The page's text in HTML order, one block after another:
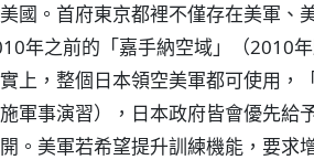
國。首府東京都裡不僅存在美軍、
年之前的「嘉手納空域」（2010
上，整個日本領空美軍都可使用，
軍事演習），日本政府皆會優先給
。美軍若希望提升訓練機能，要求